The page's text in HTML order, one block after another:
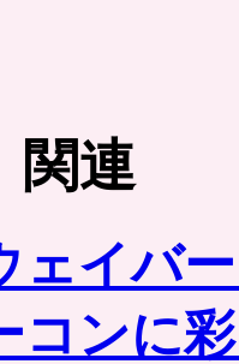
関連
ェイバ
コンに